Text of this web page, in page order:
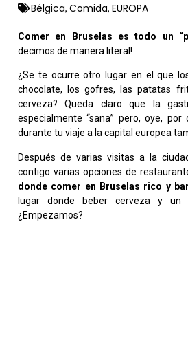
Bélgica, Comida, EUROPA
Comer en Bruselas es todo un
decimos de manera literal!
¿Se te ocurre otro lugar en el que
chocolate, los gofres, las patatas
cerveza? Queda claro que la
especialmente “sana” pero, oye,
durante tu viaje a la capital europea
Después de varias visitas a la
contigo varias opciones de
donde comer en Bruselas rico y
lugar donde beber cerveza y un
¿Empezamos?